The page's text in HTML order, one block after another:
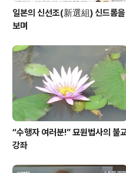
일본의 신선조(新選組) 신드롬을
보며
“수행자 여러분!” 묘원법사의 불교
강좌